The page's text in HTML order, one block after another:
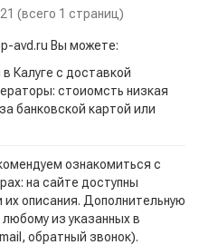
(всего 1 страниц)
avd.ru Вы можете:
Калуге с доставкой
стоиомсть низкая
банковской картой или
ознакомиться с
на сайте доступны
описания. Дополнительную
из указанных в
обратный звонок).